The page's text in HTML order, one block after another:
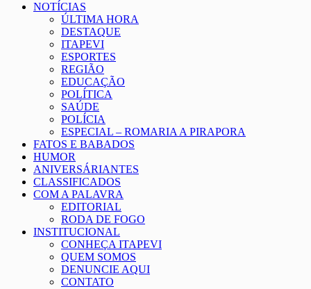
NOTÍCIAS
ÚLTIMA HORA
DESTAQUE
ITAPEVI
ESPORTES
REGIÃO
EDUCAÇÃO
POLÍTICA
SAÚDE
POLÍCIA
ESPECIAL – ROMARIA A PIRAPORA
FATOS E BABADOS
HUMOR
ANIVERSÁRIANTES
CLASSIFICADOS
COM A PALAVRA
EDITORIAL
RODA DE FOGO
INSTITUCIONAL
CONHEÇA ITAPEVI
QUEM SOMOS
DENUNCIE AQUI
CONTATO